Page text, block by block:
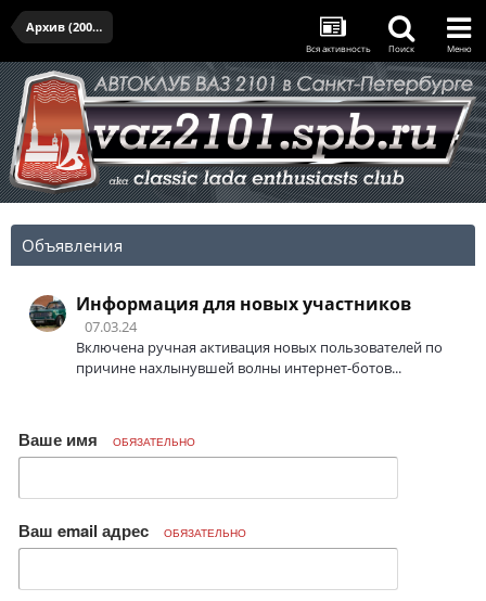
Архив (2005-2017)
Вся активность Поиск Меню
Объявления
Информация для новых участников
07.03.24
Включена ручная активация новых пользователей по
причине нахлынувшей волны интернет-ботов...
Ваше имя ОБЯЗАТЕЛЬНО
Ваш email адрес ОБЯЗАТЕЛЬНО